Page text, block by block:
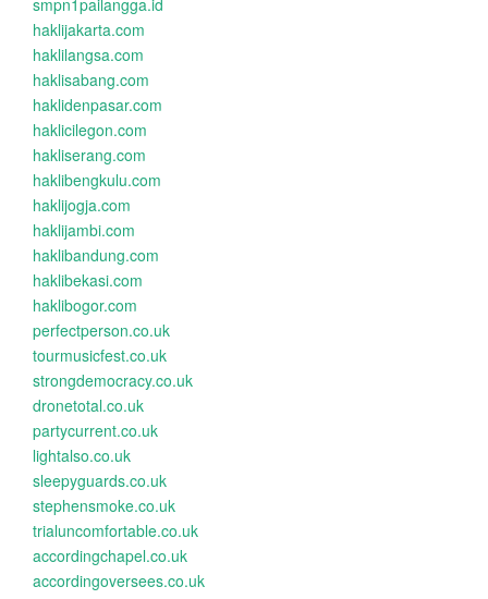
smpn1pailangga.id
haklijakarta.com
haklilangsa.com
haklisabang.com
haklidenpasar.com
haklicilegon.com
hakliserang.com
haklibengkulu.com
haklijogja.com
haklijambi.com
haklibandung.com
haklibekasi.com
haklibogor.com
perfectperson.co.uk
tourmusicfest.co.uk
strongdemocracy.co.uk
dronetotal.co.uk
partycurrent.co.uk
lightalso.co.uk
sleepyguards.co.uk
stephensmoke.co.uk
trialuncomfortable.co.uk
accordingchapel.co.uk
accordingoversees.co.uk